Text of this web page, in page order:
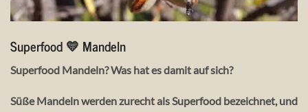
Superfood 💛 Mandeln
Superfood Mandeln? Was hat es damit auf sich?
Süße Mandeln werden zurecht als Superfood bezeichnet, und